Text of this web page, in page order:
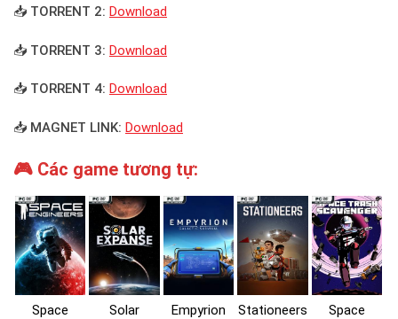
📥 TORRENT 2: Download
📥 TORRENT 3: Download
📥 TORRENT 4: Download
📥 MAGNET LINK: Download
🎮 Các game tương tự:
Space
Solar
Empyrion
Stationeers
Space